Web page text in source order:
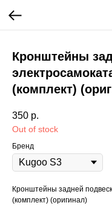
Кронштейны
(комплект)
350 р.
Out of stock
Бренд
Кронштейны задней
(комплект) (оригинал)